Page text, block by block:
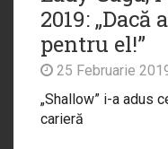
2019:
pentru el!”
25 Februarie
„Shallow” i-a adus
carieră